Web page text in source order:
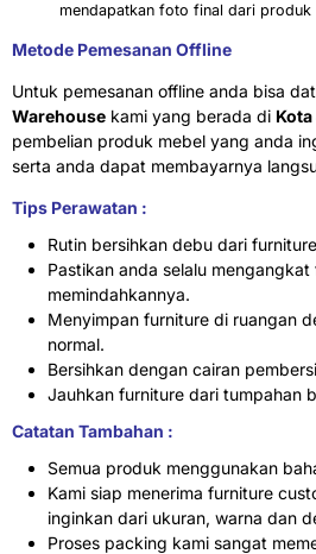
mendapatkan foto final dari produk
Metode Pemesanan Offline
Untuk pemesanan offline anda bisa
Warehouse kami yang berada di
pembelian produk mebel yang anda
serta anda dapat membayarnya
Tips Perawatan :
Rutin bersihkan debu dari
Pastikan anda selalu
memindahkannya.
Menyimpan furniture di ruangan
normal.
Bersihkan dengan cairan
Jauhkan furniture dari tumpahan
Catatan Tambahan :
Semua produk menggunakan
Kami siap menerima furniture
inginkan dari ukuran, warna dan
Proses packing kami sangat